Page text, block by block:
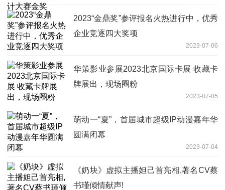
2023“金鼎奖”参评报名火热进行中，优秀
企业竞逐四大奖项
2023-07-06
华策影业参展2023北京国际卡展 收藏卡
牌展出，现场圈粉
2023-07-05
萌动一“夏”，首届城市超级IP动漫嘉年华
圆满闭幕
2023-07-04
《奶块》虚拟主播妲己首亮相,著名CV蔡
书瑾倾情献声!